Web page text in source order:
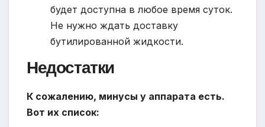
будет доступна в любое время суток.
Не нужно ждать доставку
бутилированной жидкости.
Недостатки
К сожалению, минусы у аппарата есть.
Вот их список: